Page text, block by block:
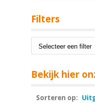
Filters
Bekijk hier
Sorteren op: